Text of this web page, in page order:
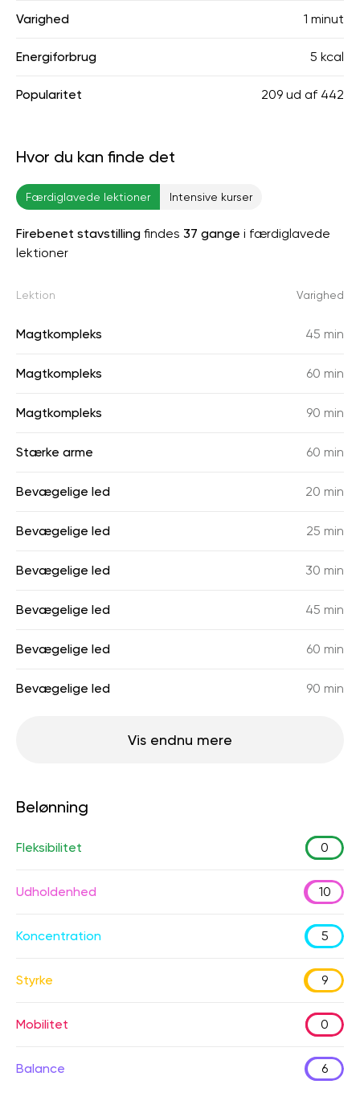
Varighed 1 minut
Energiforbrug 5 kcal
Popularitet 209 ud af 442
Hvor du kan finde det
Færdiglavede lektioner Intensive kurser
Firebenet stavstilling findes 37 gange i færdiglavede
lektioner
Lektion Varighed
Magtkompleks 45 min
Magtkompleks 60 min
Magtkompleks 90 min
Stærke arme 60 min
Bevægelige led 20 min
Bevægelige led 25 min
Bevægelige led 30 min
Bevægelige led 45 min
Bevægelige led 60 min
Bevægelige led 90 min
Vis endnu mere
Belønning
Fleksibilitet 0
Udholdenhed 10
Koncentration 5
Styrke 9
Mobilitet 0
Balance 6